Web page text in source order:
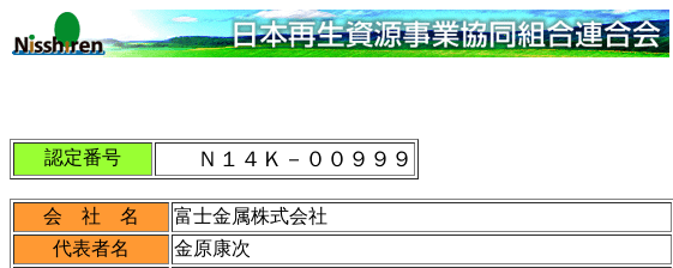
認定番号 Ｎ１４Ｋ－００９９９
会 社 名
富士金属株式会社
代表者名
金原康次